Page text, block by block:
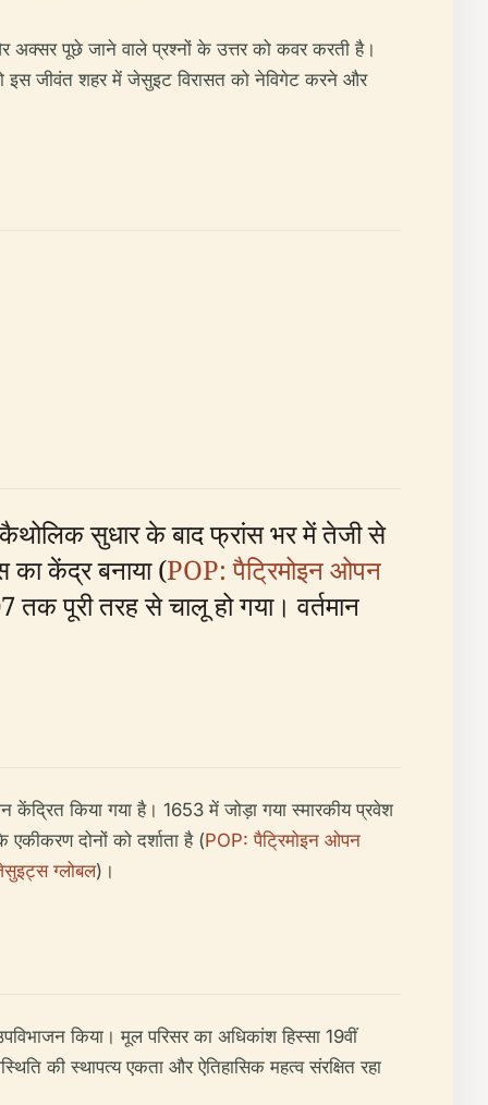
अक्सर पूछे जाने वाले प्रश्नों के उत्तर को कवर करती है।
इस जीवंत शहर में जेसुइट विरासत को नेविगेट करने और
सुधार के बाद फ्रांस भर में तेजी से
केंद्र बनाया (POP: पैट्रिमोइन ओपन
तक पूरी तरह से चालू हो गया। वर्तमान
केंद्रित किया गया है। 1653 में जोड़ा गया स्मारकीय प्रवेश
एकीकरण दोनों को दर्शाता है (POP: पैट्रिमोइन ओपन
ग्लोबल)।
किया। मूल परिसर का अधिकांश हिस्सा 19वीं
की स्थापत्य एकता और ऐतिहासिक महत्व संरक्षित रहा